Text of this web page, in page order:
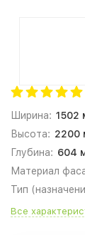
Ширина: 1502
Высота: 2200
Глубина: 604
Материал
Тип
Все